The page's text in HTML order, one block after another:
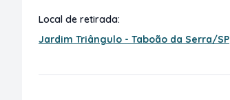
Local de retirada:
Jardim Triângulo - Taboão da Serra/SP